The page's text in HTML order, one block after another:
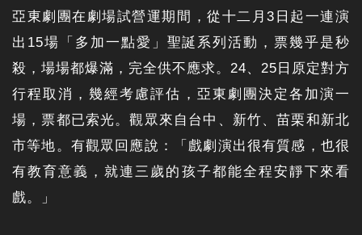
亞東劇團在劇場試營運期間，從十二月3日起一連演
出15場「多加一點愛」聖誕系列活動，票幾乎是秒
殺，場場都爆滿，完全供不應求。24、25日原定對方
行程取消，幾經考慮評估，亞東劇團決定各加演一
場，票都已索光。觀眾來自台中、新竹、苗栗和新北
市等地。有觀眾回應說：「戲劇演出很有質感，也很
有教育意義，就連三歲的孩子都能全程安靜下來看
戲。」